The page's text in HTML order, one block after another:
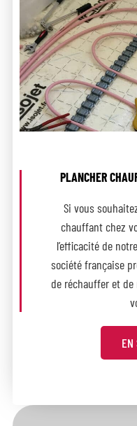
PLANCHER
Si vous
chauffant chez
l’efficacité de
société française
de réchauffer et
EN